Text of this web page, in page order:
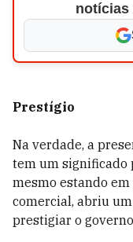
notícias
Prestígio
Na verdade, a
tem um significado
mesmo estando
comercial, abriu
prestigiar o